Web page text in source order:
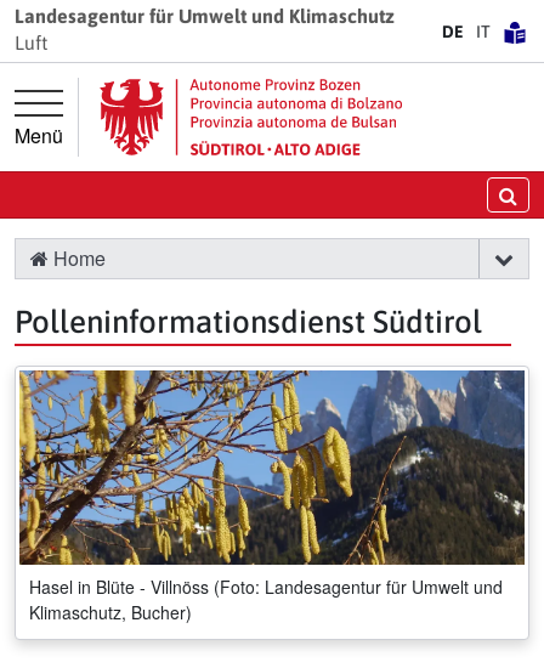
Springe direkt zur Hauptnavigation
Springe direkt zum Inhalt
Landesagentur für Umwelt und Klimaschutz
Luft
DE IT
Menü
Home
Polleninformationsdienst Südtirol
Hasel in Blüte - Villnöss (Foto: Landesagentur für Umwelt und
Klimaschutz, Bucher)